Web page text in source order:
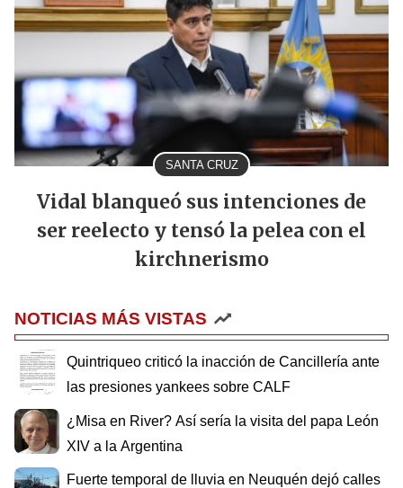
SANTA CRUZ
Vidal blanqueó sus intenciones de
ser reelecto y tensó la pelea con el
kirchnerismo
NOTICIAS MÁS VISTAS
Quintriqueo criticó la inacción de Cancillería ante
las presiones yankees sobre CALF
¿Misa en River? Así sería la visita del papa León
XIV a la Argentina
Fuerte temporal de lluvia en Neuquén dejó calles